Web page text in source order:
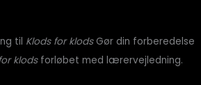
til Klods for klodsGør din forberedelse
klodsforløbet med lærervejledning.